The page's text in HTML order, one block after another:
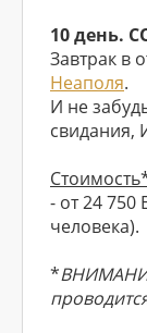
10 день.
Завтрак в
Неаполя.
И не
свидания,
- от 24 750
человека).
*